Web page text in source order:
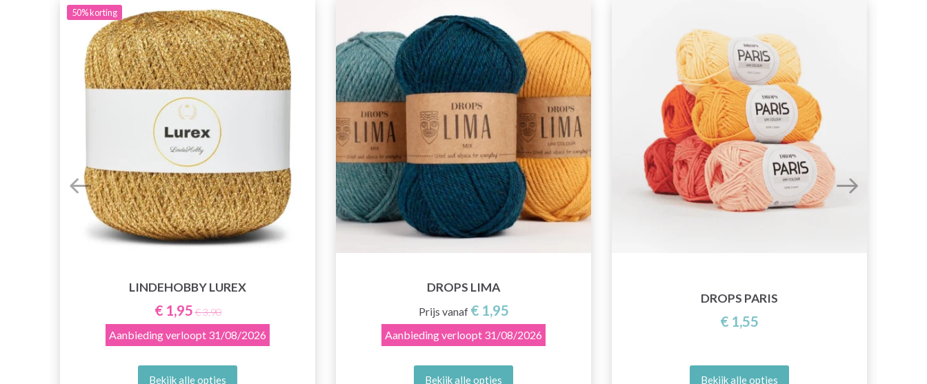
50%korting
LINDEHOBBY LUREX
€ 1,95 € 3,90
Aanbieding verloopt 31/08/2026
Bekijk alle opties
DROPS LIMA
Prijs vanaf € 1,95
Aanbieding verloopt 31/08/2026
Bekijk alle opties
DROPS PARIS
€ 1,55
Bekijk alle opties